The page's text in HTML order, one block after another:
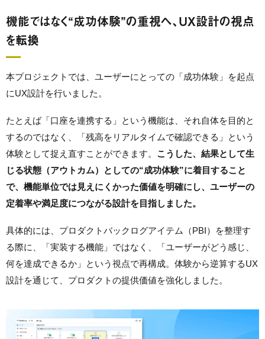
機能ではなく“成功体験”の重視へ、UX設計の視点
を転換
本プロジェクトでは、ユーザーにとっての「成功体験」を起点
にUX設計を行いました。
たとえば「口座を連携する」という機能は、それ自体を目的と
するのではなく、「残高をリアルタイムで確認できる」という
体験として捉え直すことができます。 こうした、結果として生
じる状態（アウトカム）としての“成功体験”に着目すること
で、機能単位では見えにくかった価値を明確にし、ユーザーの
定着率や満足度につながる設計を目指しました。
具体的には、プロダクトバックログアイテム（PBI）を整理す
る際に、「実装する機能」ではなく、「ユーザーがどう感じ、
何を達成できるか」という視点で再構成。体験から逆算するUX
設計を通じて、プロダクトの提供価値を強化しました。